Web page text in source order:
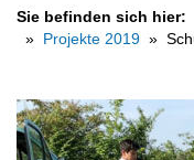
Sie befinden sich hier:
Projekte 2019